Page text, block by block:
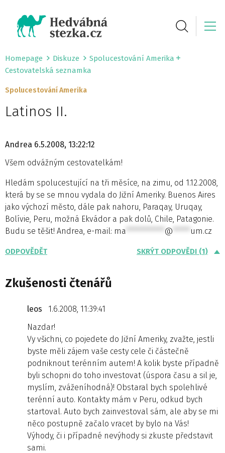
Homepage Diskuze
Spolucestování Amerika
Cestovatelská seznamka
Spolucestování Amerika
Latinos II.
Andrea 6.5.2008, 13:22:12
Všem odvážným cestovatelkám!
Hledám spolucestující na tři měsíce, na zimu, od 1.12.2008,
která by se se mnou vydala do Jižní Ameriky. Buenos Aires
jako výchozí město, dále pak nahoru, Paraqay, Uruqay,
Bolívie, Peru, možná Ekvádor a pak dolů, Chile, Patagonie.
Budu se těšit! Andrea, e-mail: ma *********** @ ***** um.cz
ODPOVĚDĚT SKRÝT ODPOVĚDI (1)
Zkušenosti čtenářů
leos
1.6.2008, 11:39:41
Nazdar!
Vy všichni, co pojedete do Jižní Ameriky, zvažte, jestli
byste měli zájem vaše cesty cele či částečně
podniknout terénním autem! A kolik byste případně
byli schopni do toho investovat (úspora času a sil je,
myslím, zváženíhodná)! Obstaral bych spolehlivé
terénní auto. Kontakty mám v Peru, odkud bych
startoval. Auto bych zainvestoval sám, ale aby se mi
něco postupně začalo vracet by bylo na Vás!
Výhody, či i případné nevýhody si zkuste představit
sami.